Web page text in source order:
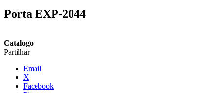
Porta EXP-2044
Catalogo
Partilhar
Email
X
Facebook